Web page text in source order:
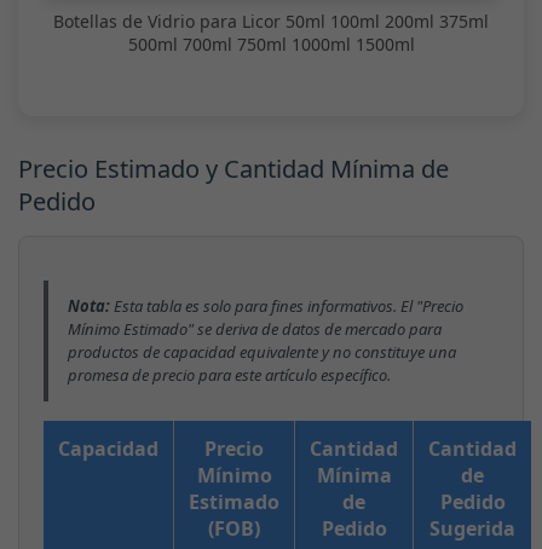
Botellas de Vidrio para Licor 50ml 100ml 200ml 375ml
500ml 700ml 750ml 1000ml 1500ml
Precio Estimado y Cantidad Mínima de
Pedido
Nota:Esta tabla es solo para fines informativos. El "Precio
Mínimo Estimado" se deriva de datos de mercado para
productos de capacidad equivalente y no constituye una
promesa de precio para este artículo específico.
Capacidad
Precio
Mínimo
Estimado
(FOB)
Cantidad
Mínima
de
Pedido
Cantidad
de
Pedido
Sugerida